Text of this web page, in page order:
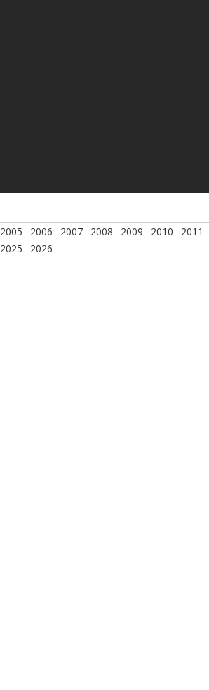
2005 2006 2007 2008 2009 2010 2011
2025 2026